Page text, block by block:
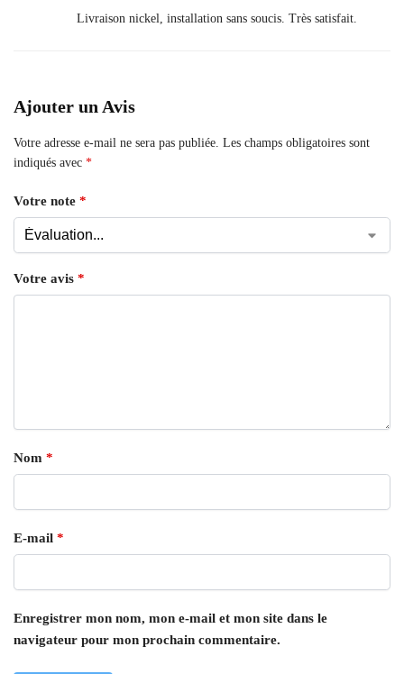
Livraison nickel, installation sans soucis. Très satisfait.
Ajouter un Avis
Votre adresse e-mail ne sera pas publiée. Les champs obligatoires sont
indiqués avec *
Votre note *
Votre avis *
Nom *
E-mail *
Enregistrer mon nom, mon e-mail et mon site dans le
navigateur pour mon prochain commentaire.